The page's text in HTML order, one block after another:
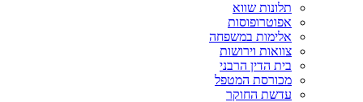
תלונות שווא
אפוטרופוסות
אלימות במשפחה
צוואות וירושות
בית הדין הרבני
מכורסת המטפל
עדשת החוקר